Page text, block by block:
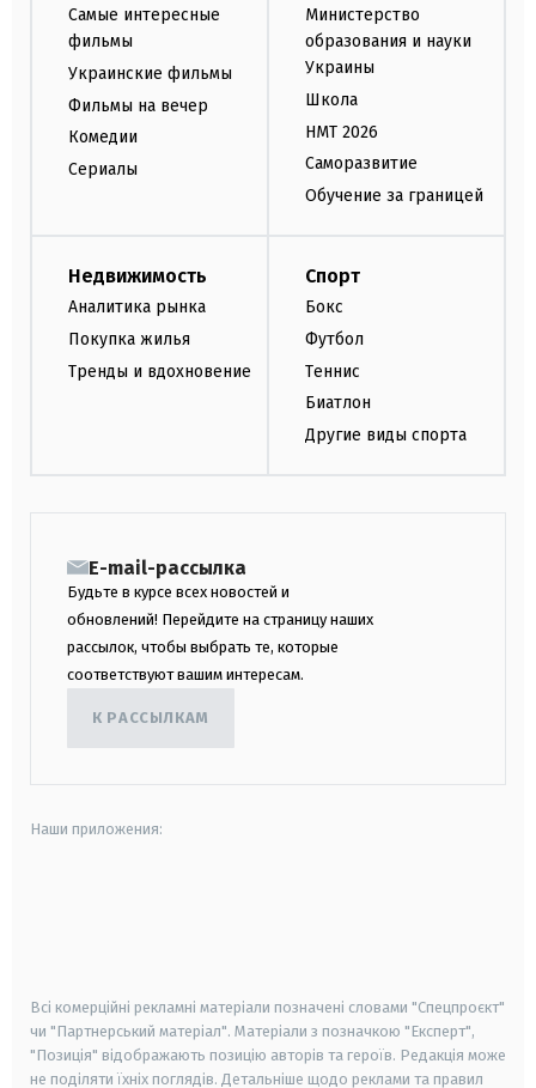
Самые интересные
фильмы
Украинские фильмы
Фильмы на вечер
Комедии
Сериалы
Министерство
образования и науки
Украины
Школа
НМТ 2026
Саморазвитие
Обучение за границей
Недвижимость
Аналитика рынка
Покупка жилья
Тренды и вдохновение
Спорт
Бокс
Футбол
Теннис
Биатлон
Другие виды спорта
E-mail-рассылка
Будьте в курсе всех новостей и
обновлений! Перейдите на страницу наших
рассылок, чтобы выбрать те, которые
соответствуют вашим интересам.
К РАССЫЛКАМ
Наши приложения:
Всі комерційні рекламні матеріали позначені словами "Спецпроєкт"
чи "Партнерський матеріал". Матеріали з позначкою "Експерт",
"Позиція" відображають позицію авторів та героїв. Редакція може
не поділяти їхніх поглядів. Детальніше щодо реклами та правил